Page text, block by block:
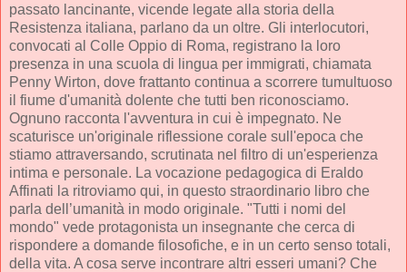
passato lancinante, vicende legate alla storia della
Resistenza italiana, parlano da un oltre. Gli interlocutori,
convocati al Colle Oppio di Roma, registrano la loro
presenza in una scuola di lingua per immigrati, chiamata
Penny Wirton, dove frattanto continua a scorrere tumultuoso
il fiume d'umanità dolente che tutti ben riconosciamo.
Ognuno racconta l'avventura in cui è impegnato. Ne
scaturisce un'originale riflessione corale sull'epoca che
stiamo attraversando, scrutinata nel filtro di un'esperienza
intima e personale. La vocazione pedagogica di Eraldo
Affinati la ritroviamo qui, in questo straordinario libro che
parla dell’umanità in modo originale. "Tutti i nomi del
mondo" vede protagonista un insegnante che cerca di
rispondere a domande filosofiche, e in un certo senso totali,
della vita. A cosa serve incontrare altri esseri umani? Che